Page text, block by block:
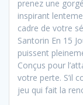
prenez une
inspirant
cadre de votre
Santorin En 15
puissent
Conçus pour
votre perte. S’il
jeu qui fait la